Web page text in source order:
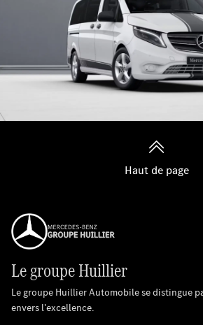
Haut de page
Le groupe Huillier
Le groupe Huillier Automobile se distingue
envers l'excellence.